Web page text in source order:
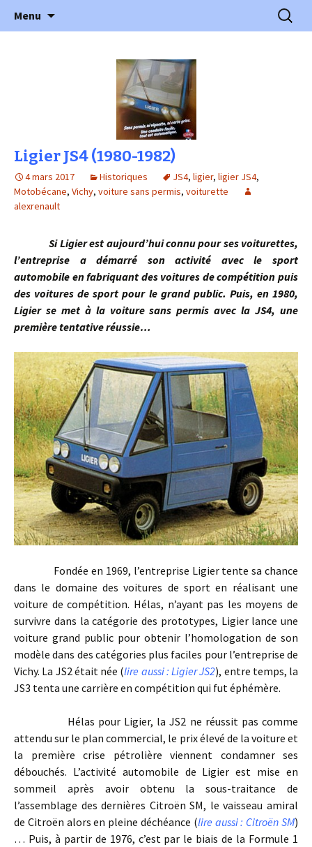
l'Automobile Ancienne
l'automobile ancienne : articles, historiques
…
Menu
Ligier JS4 (1980-1982)
4 mars 2017 Historiques JS4, ligier, ligier JS4,
Motobécane, Vichy, voiture sans permis, voiturette
alexrenault
Si Ligier est aujourd’hui connu pour ses voiturettes,
l’entreprise a démarré son activité avec le sport
automobile en fabriquant des voitures de compétition puis
des voitures de sport pour le grand public. Puis, en 1980,
Ligier se met à la voiture sans permis avec la JS4, une
première tentative réussie…
Fondée en 1969, l’entreprise Ligier tente sa chance
dans le domaine des voitures de sport en réalisant une
voiture de compétition. Hélas, n’ayant pas les moyens de
survivre dans la catégorie des prototypes, Ligier lance une
voiture grand public pour obtenir l’homologation de son
modèle dans des catégories plus faciles pour l’entreprise de
Vichy. La JS2 était née (lire aussi : Ligier JS2), entre temps, la
JS3 tenta une carrière en compétition qui fut éphémère.
Hélas pour Ligier, la JS2 ne réussit pas comme
attendu sur le plan commercial, le prix élevé de la voiture et
la première crise pétrolière viennent condamner ses
débouchés. L’activité automobile de Ligier est mise en
sommeil après avoir obtenu la sous-traitance de
l’assemblage des dernières Citroën SM, le vaisseau amiral
de Citroën alors en pleine déchéance (lire aussi : Citroën SM)
… Puis, à partir de 1976, c’est par le biais de la Formule 1